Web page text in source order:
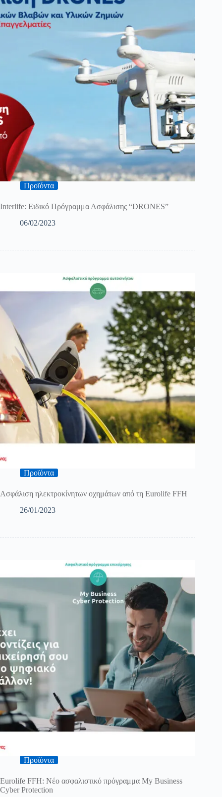
Προϊόντα
Interlife: Ειδικό Πρόγραμμα Ασφάλισης “DRONES”
06/02/2023
Προϊόντα
Ασφάλιση ηλεκτροκίνητων οχημάτων από τη Eurolife FFH
26/01/2023
Προϊόντα
Eurolife FFH: Νέο ασφαλιστικό πρόγραμμα My Business
Cyber Protection